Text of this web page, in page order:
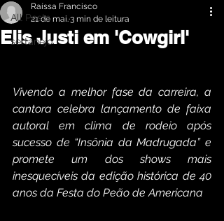
All Posts
sertanejo
Elis Justi em 'Cowgirl'
Raíssa Francisco
21 de mai.3 min de leitura
Vivendo a melhor fase da carreira, a
cantora celebra lançamento de faixa
autoral em clima de rodeio após
sucesso de “Insônia da Madrugada” e
promete um dos shows mais
inesquecíveis da edição histórica de 40
anos da Festa do Peão de Americana